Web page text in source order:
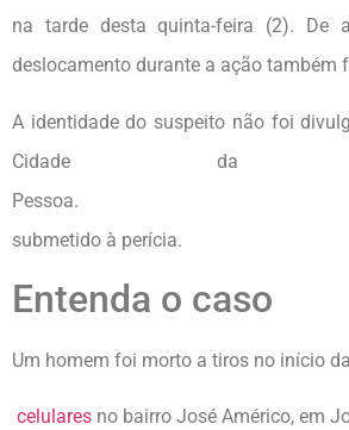
na tarde desta quinta-feira (2). De
deslocamento durante a ação também
A identidade do suspeito não foi
Cidade da
Pessoa. O
submetido à perícia.
Entenda o caso
Um homem foi morto a tiros no início
celulares no bairro José Américo, em